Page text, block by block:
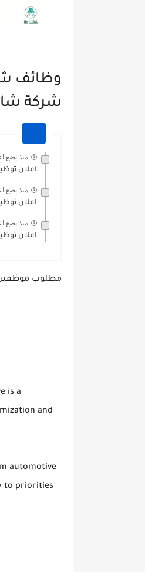
وظائف
شركة
منذ بضع
اعلان
منذ بضع
اعلان توظيف
منذ بضع
اعلان
مطلوب
is a
and
automotive
to priorities